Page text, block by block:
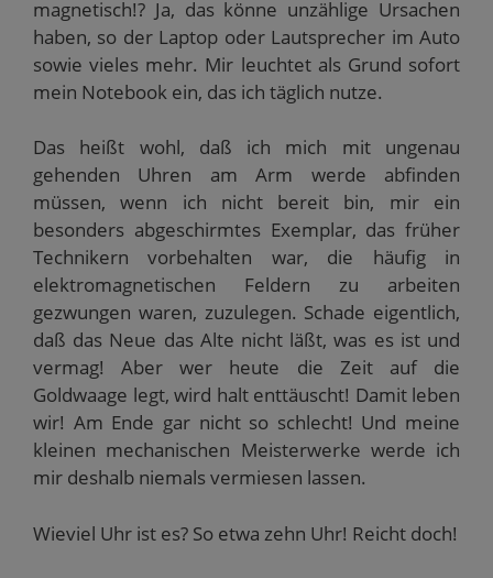
magnetisch!? Ja, das könne unzählige Ursachen
haben, so der Laptop oder Lautsprecher im Auto
sowie vieles mehr. Mir leuchtet als Grund sofort
mein Notebook ein, das ich täglich nutze.
Das heißt wohl, daß ich mich mit ungenau
gehenden Uhren am Arm werde abfinden
müssen, wenn ich nicht bereit bin, mir ein
besonders abgeschirmtes Exemplar, das früher
Technikern vorbehalten war, die häufig in
elektromagnetischen Feldern zu arbeiten
gezwungen waren, zuzulegen. Schade eigentlich,
daß das Neue das Alte nicht läßt, was es ist und
vermag! Aber wer heute die Zeit auf die
Goldwaage legt, wird halt enttäuscht! Damit leben
wir! Am Ende gar nicht so schlecht! Und meine
kleinen mechanischen Meisterwerke werde ich
mir deshalb niemals vermiesen lassen.
Wieviel Uhr ist es? So etwa zehn Uhr! Reicht doch!